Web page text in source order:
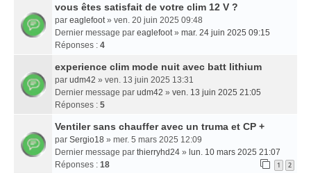
vous êtes satisfait de votre clim 12 V ?
par eaglefoot» ven. 20 juin 2025 09:48
Dernier message par eaglefoot» mar. 24 juin 2025 09:15
Réponses : 4
experience clim mode nuit avec batt lithium
par udm42 » ven. 13 juin 2025 13:31
Dernier message par udm42 » ven. 13 juin 2025 21:05
Réponses : 5
Ventiler sans chauffer avec un truma et CP +
par Sergio18 » mer. 5 mars 2025 12:09
Dernier message par thierryhd24 » lun. 10 mars 2025 21:07
Réponses : 18 1 2